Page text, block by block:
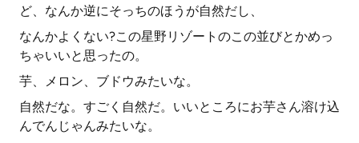
ど、なんか逆にそっちのほうが自然だし、
なんかよくない?この星野リゾートのこの並びとかめっ
ちゃいいと思ったの。
芋、メロン、ブドウみたいな。
自然だな。すごく自然だ。いいところにお芋さん溶け込
んでんじゃんみたいな。